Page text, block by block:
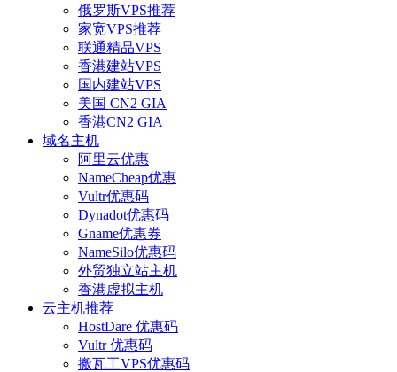
俄罗斯VPS推荐
家宽VPS推荐
联通精品VPS
香港建站VPS
国内建站VPS
美国 CN2 GIA
香港CN2 GIA
域名主机
阿里云优惠
NameCheap优惠
Vultr优惠码
Dynadot优惠码
Gname优惠券
NameSilo优惠码
外贸独立站主机
香港虚拟主机
云主机推荐
HostDare 优惠码
Vultr 优惠码
搬瓦工VPS优惠码